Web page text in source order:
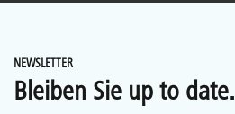
NEWSLETTER
Bleiben Sie up to date.